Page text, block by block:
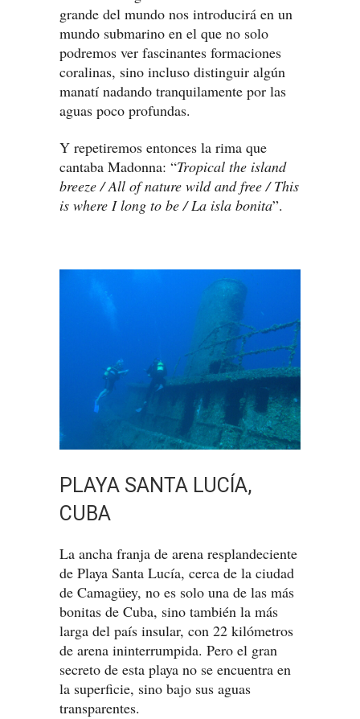
grande del mundo nos introducirá en un
mundo submarino en el que no solo
podremos ver fascinantes formaciones
coralinas, sino incluso distinguir algún
manatí nadando tranquilamente por las
aguas poco profundas.
Y repetiremos entonces la rima que
cantaba Madonna: “Tropical the island
breeze / All of nature wild and free / This
is where I long to be / La isla bonita”.
PLAYA SANTA LUCÍA,
CUBA
La ancha franja de arena resplandeciente
de Playa Santa Lucía, cerca de la ciudad
de Camagüey, no es solo una de las más
bonitas de Cuba, sino también la más
larga del país insular, con 22 kilómetros
de arena ininterrumpida. Pero el gran
secreto de esta playa no se encuentra en
la superficie, sino bajo sus aguas
transparentes.